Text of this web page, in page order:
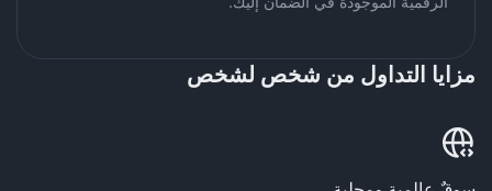
مزايا التداول من شخص لشخص